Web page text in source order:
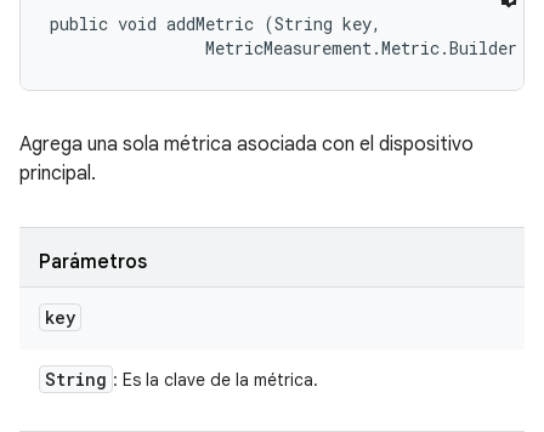
public void addMetric (String key,
MetricMeasurement.Metric.Builder
Agrega una sola métrica asociada con el dispositivo
principal.
Parámetros
key
String : Es la clave de la métrica.